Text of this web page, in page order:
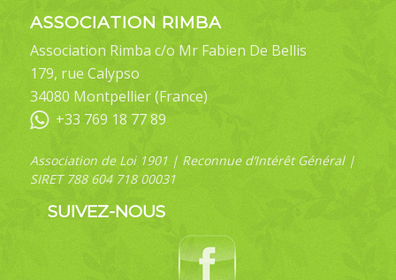
ASSOCIATION RIMBA
Association Rimba c/o Mr Fabien De Bellis
179, rue Calypso
34080 Montpellier (France)
+33 769 18 77 89
Association de Loi 1901 | Reconnue d’Intérêt Général |
SIRET 788 604 718 00031
SUIVEZ-NOUS